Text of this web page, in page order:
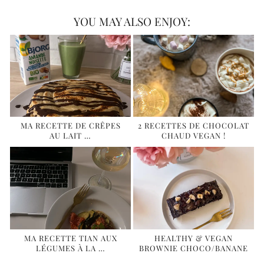
YOU MAY ALSO ENJOY:
MA RECETTE DE CRÊPES
AU LAIT …
2 RECETTES DE CHOCOLAT
CHAUD VEGAN !
MA RECETTE TIAN AUX
LÉGUMES À LA …
HEALTHY & VEGAN
BROWNIE CHOCO/BANANE